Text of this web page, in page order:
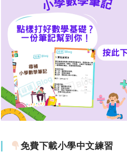
免費下載小學中文練習